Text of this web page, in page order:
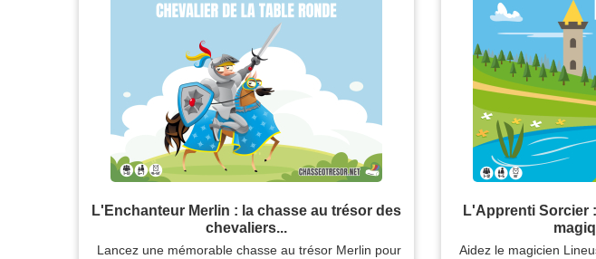
L'Enchanteur Merlin : la chasse au trésor des
chevaliers...
Lancez une mémorable chasse au trésor Merlin pour
L'Apprenti Sorcier
Aidez le magicien